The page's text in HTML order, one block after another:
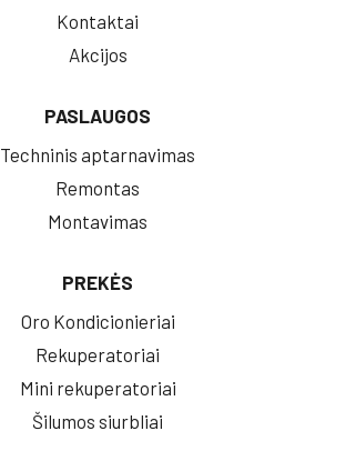
Kontaktai
Akcijos
PASLAUGOS
Techninis aptarnavimas
Remontas
Montavimas
PREKĖS
Oro Kondicionieriai
Rekuperatoriai
Mini rekuperatoriai
Šilumos siurbliai